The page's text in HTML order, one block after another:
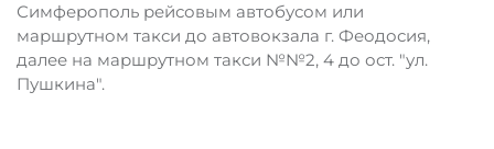
Симферополь рейсовым автобусом или
маршрутном такси до автовокзала г. Феодосия,
далее на маршрутном такси №№2, 4 до ост. "ул.
Пушкина".